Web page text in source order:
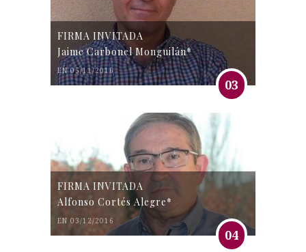
FIRMA INVITADA
Jaime Carbonel Monguilán*
EN 05/11/2016
03
FIRMA INVITADA
Alfonso Cortés Alegre*
EN 03/12/2016
04